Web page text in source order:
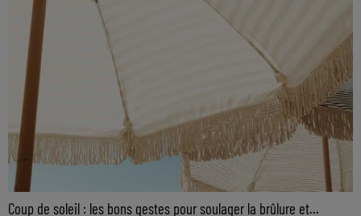
Coup de soleil : les bons gestes pour soulager la brûlure et...